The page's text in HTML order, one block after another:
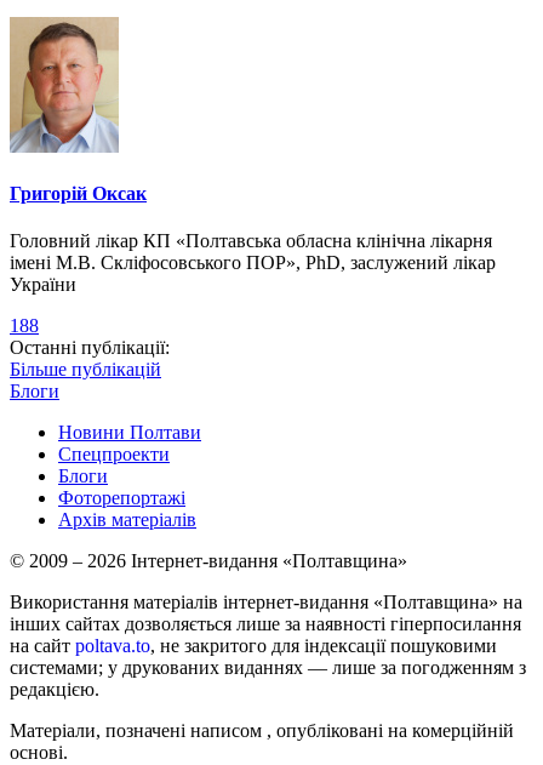
Григорій Оксак
Головний лікар КП «Полтавська обласна клінічна лікарня
імені М.В. Скліфосовського ПОР», PhD, заслужений лікар
України
188
Останні публікації:
Більше публікацій
Блоги
Новини Полтави
Спецпроекти
Блоги
Фоторепортажі
Архів матеріалів
© 2009 – 2026 Інтернет-видання «Полтавщина»
Використання матеріалів інтернет-видання «Полтавщина» на
інших сайтах дозволяється лише за наявності гіперпосилання
на сайт poltava.to, не закритого для індексації пошуковими
системами; у друкованих виданнях — лише за погодженням з
редакцією.
Матеріали, позначені написом , опубліковані на комерційній
основі.